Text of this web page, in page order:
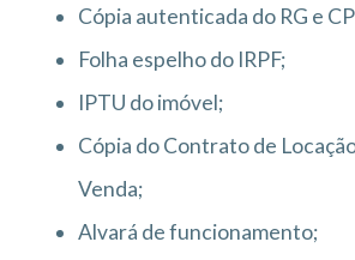
Cópia autenticada do RG e
Folha espelho do IRPF;
IPTU do imóvel;
Cópia do Contrato de
Venda;
Alvará de funcionamento;